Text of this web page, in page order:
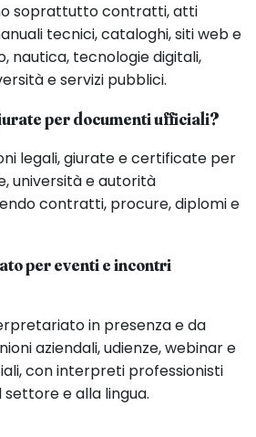
soprattutto contratti, atti
tecnici, cataloghi, siti web e
nautica, tecnologie digitali,
e servizi pubblici.
per documenti ufficiali?
legali, giurate e certificate per
università e autorità
contratti, procure, diplomi e
per eventi e incontri
in presenza e da
aziendali, udienze, webinar e
con interpreti professionisti
e alla lingua.